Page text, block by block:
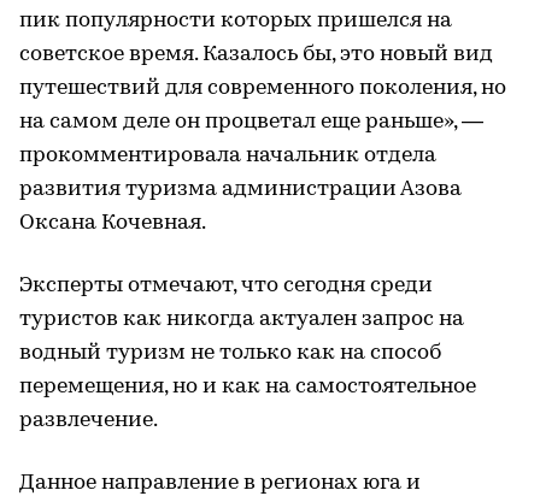
пик популярности которых пришелся на
советское время. Казалось бы, это новый вид
путешествий для современного поколения, но
на самом деле он процветал еще раньше», —
прокомментировала начальник отдела
развития туризма администрации Азова
Оксана Кочевная.
Эксперты отмечают, что сегодня среди
туристов как никогда актуален запрос на
водный туризм не только как на способ
перемещения, но и как на самостоятельное
развлечение.
Данное направление в регионах юга и